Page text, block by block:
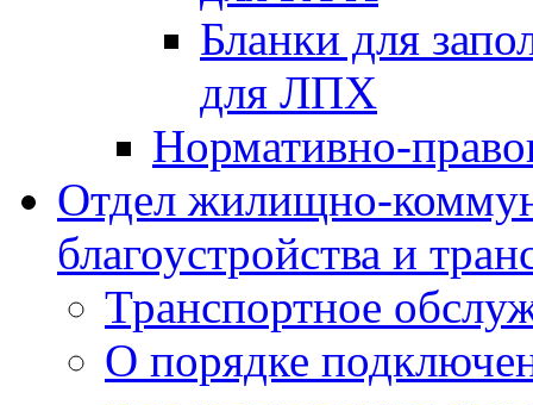
Бланки для
для ЛПХ
Нормативно-
Отдел жилищно-
благоустройства и
Транспортное
О порядке